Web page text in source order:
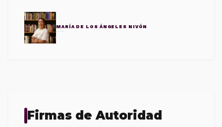
MARÍA DE LOS ÁNGELES NIVÓN
Firmas de Autoridad